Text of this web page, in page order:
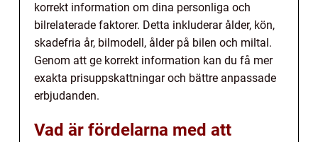
korrekt information om dina personliga och
bilrelaterade faktorer. Detta inkluderar ålder, kön,
skadefria år, bilmodell, ålder på bilen och miltal.
Genom att ge korrekt information kan du få mer
exakta prisuppskattningar och bättre anpassade
erbjudanden.
Vad är fördelarna med att